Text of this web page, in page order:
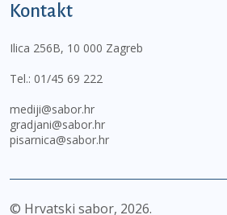
Kontakt
Ilica 256B, 10 000 Zagreb
Tel.: 01/45 69 222
mediji@sabor.hr
gradjani@sabor.hr
pisarnica@sabor.hr
© Hrvatski sabor, 2026